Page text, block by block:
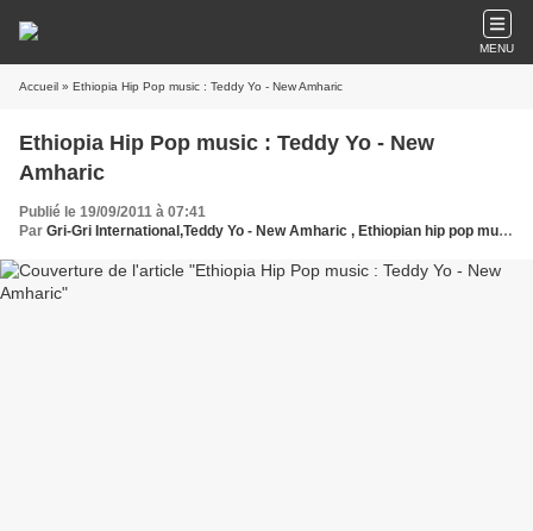
MENU
Accueil » Ethiopia Hip Pop music : Teddy Yo - New Amharic
Ethiopia Hip Pop music : Teddy Yo - New
Amharic
Publié le 19/09/2011 à 07:41
Par Gri-Gri International,Teddy Yo - New Amharic , Ethiopian hip pop music, Mas oalnge Oussou